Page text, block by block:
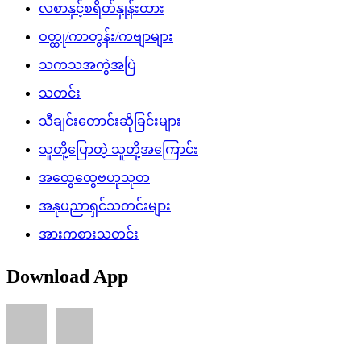
လစာနှင့်စရိတ်နှုန်းထား
ဝတ္ထု/ကာတွန်း/ကဗျာများ
သကသအကွဲအပြဲ
သတင်း
သီချင်းတောင်းဆိုခြင်းများ
သူတို့ပြောတဲ့ သူတို့အကြောင်း
အထွေထွေဗဟုသုတ
အနုပညာရှင်သတင်းများ
အားကစားသတင်း
Download App